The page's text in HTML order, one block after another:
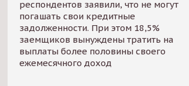
респондентов заявили, что не могут
погашать свои кредитные
задолженности. При этом 18,5%
заемщиков вынуждены тратить на
выплаты более половины своего
ежемесячного доход